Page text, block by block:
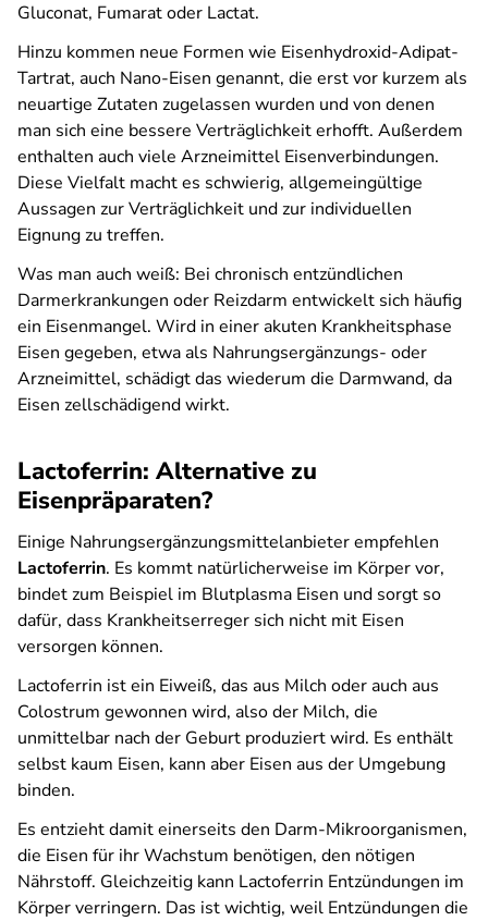
Gluconat, Fumarat oder Lactat.
Hinzu kommen neue Formen wie Eisenhydroxid-Adipat-
Tartrat, auch Nano-Eisen genannt, die erst vor kurzem als
neuartige Zutaten zugelassen wurden und von denen
man sich eine bessere Verträglichkeit erhofft. Außerdem
enthalten auch viele Arzneimittel Eisenverbindungen.
Diese Vielfalt macht es schwierig, allgemeingültige
Aussagen zur Verträglichkeit und zur individuellen
Eignung zu treffen.
Was man auch weiß: Bei chronisch entzündlichen
Darmerkrankungen oder Reizdarm entwickelt sich häufig
ein Eisenmangel. Wird in einer akuten Krankheitsphase
Eisen gegeben, etwa als Nahrungsergänzungs- oder
Arzneimittel, schädigt das wiederum die Darmwand, da
Eisen zellschädigend wirkt.
Lactoferrin: Alternative zu
Eisenpräparaten?
Einige Nahrungsergänzungsmittelanbieter empfehlen
Lactoferrin. Es kommt natürlicherweise im Körper vor,
bindet zum Beispiel im Blutplasma Eisen und sorgt so
dafür, dass Krankheitserreger sich nicht mit Eisen
versorgen können.
Lactoferrin ist ein Eiweiß, das aus Milch oder auch aus
Colostrum gewonnen wird, also der Milch, die
unmittelbar nach der Geburt produziert wird. Es enthält
selbst kaum Eisen, kann aber Eisen aus der Umgebung
binden.
Es entzieht damit einerseits den Darm-Mikroorganismen,
die Eisen für ihr Wachstum benötigen, den nötigen
Nährstoff. Gleichzeitig kann Lactoferrin Entzündungen im
Körper verringern. Das ist wichtig, weil Entzündungen die